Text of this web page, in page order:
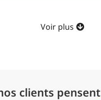
Voir plus
clients pensent